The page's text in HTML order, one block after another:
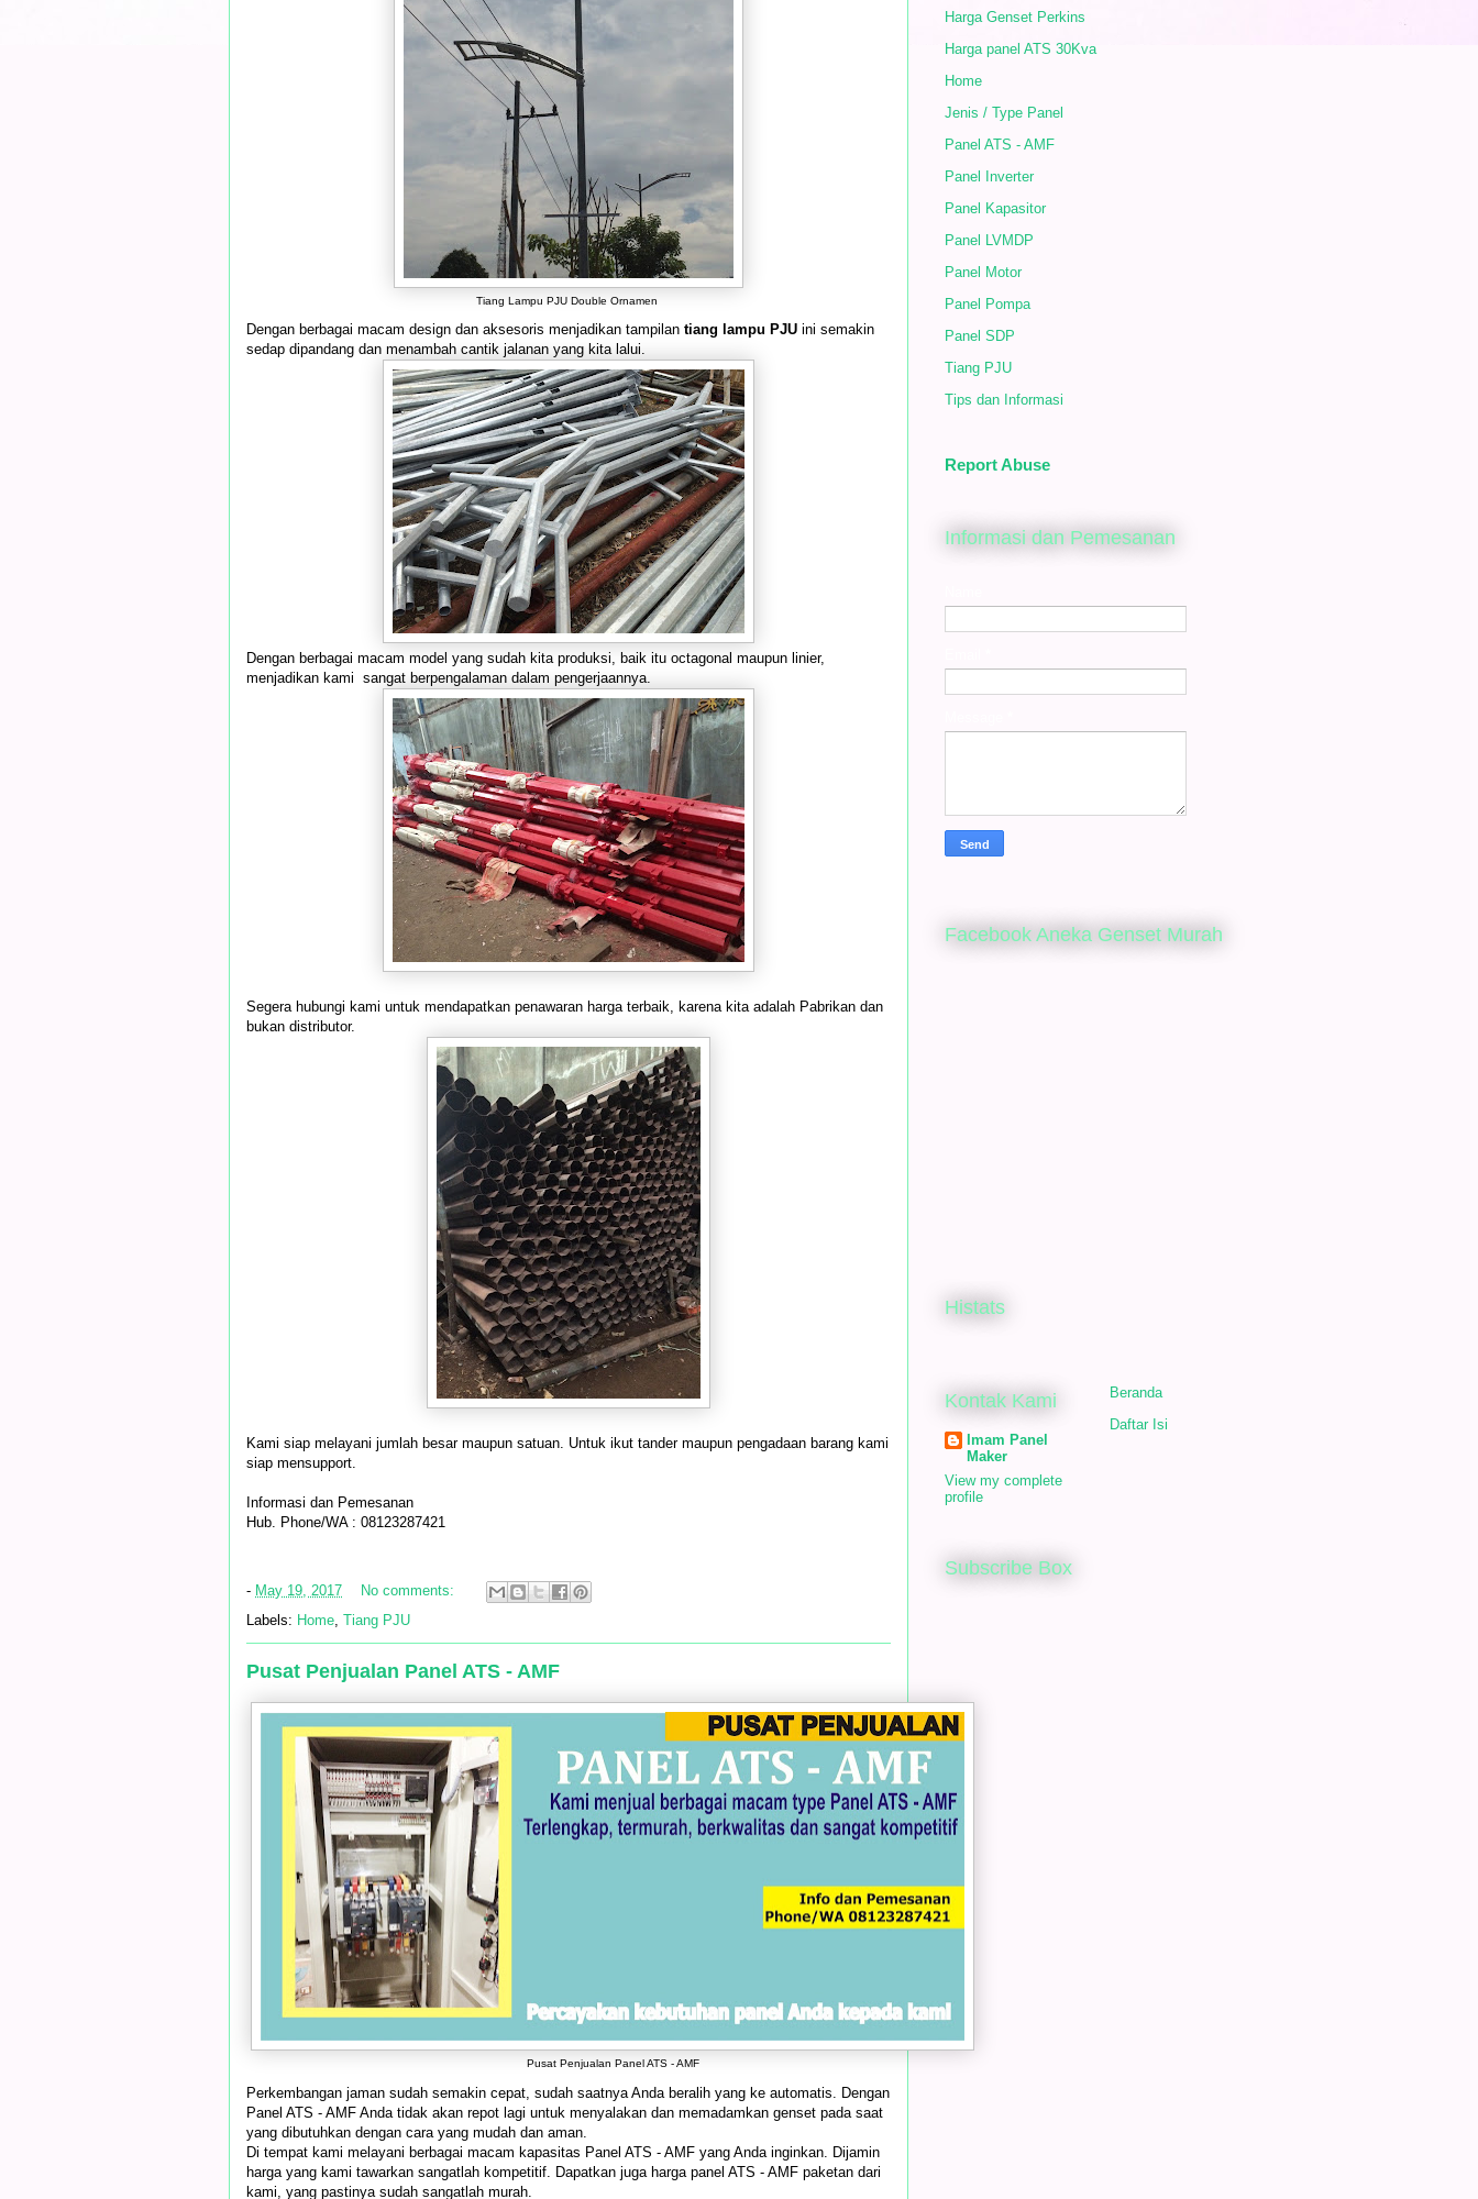
Tiang Lampu PJU Double Ornamen
Dengan berbagai macam design dan aksesoris menjadikan tampilan tiang lampu PJU ini semakin
sedap dipandang dan menambah cantik jalanan yang kita lalui.
Dengan berbagai macam model yang sudah kita produksi, baik itu octagonal maupun linier,
menjadikan kami sangat berpengalaman dalam pengerjaannya.
Segera hubungi kami untuk mendapatkan penawaran harga terbaik, karena kita adalah Pabrikan dan
bukan distributor.
Kami siap melayani jumlah besar maupun satuan. Untuk ikut tander maupun pengadaan barang kami
siap mensupport.
Informasi dan Pemesanan
Hub. Phone/WA : 08123287421
- May 19, 2017
No comments:
Labels: Home, Tiang PJU
Pusat Penjualan Panel ATS - AMF
Pusat Penjualan Panel ATS - AMF
Perkembangan jaman sudah semakin cepat, sudah saatnya Anda beralih yang ke automatis. Dengan
Panel ATS - AMF Anda tidak akan repot lagi untuk menyalakan dan memadamkan genset pada saat
yang dibutuhkan dengan cara yang mudah dan aman.
Di tempat kami melayani berbagai macam kapasitas Panel ATS - AMF yang Anda inginkan. Dijamin
harga yang kami tawarkan sangatlah kompetitif. Dapatkan juga harga panel ATS - AMF paketan dari
kami, yang pastinya sudah sangatlah murah.
Harga Genset Perkins
Harga panel ATS 30Kva
Home
Jenis / Type Panel
Panel ATS - AMF
Panel Inverter
Panel Kapasitor
Panel LVMDP
Panel Motor
Panel Pompa
Panel SDP
Tiang PJU
Tips dan Informasi
Report Abuse
Informasi dan Pemesanan
Facebook Aneka Genset Murah
Histats
Kontak Kami
Imam Panel
Maker
View my complete
profile
Beranda
Daftar Isi
Subscribe Box